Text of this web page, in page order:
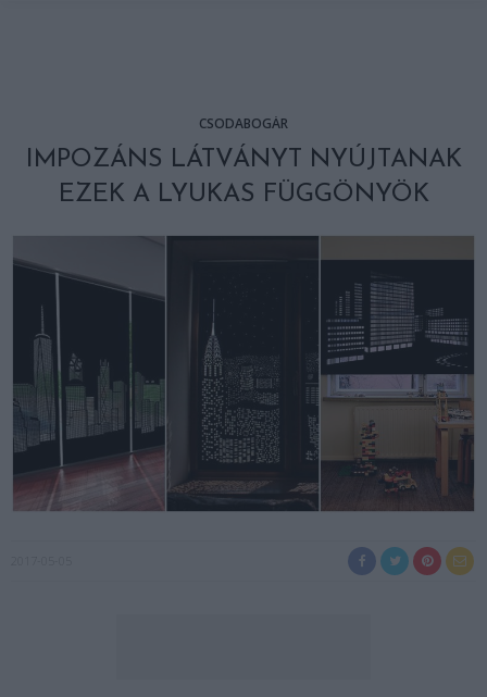
CSODABOGÁR
IMPOZÁNS LÁTVÁNYT NYÚJTANAK
EZEK A LYUKAS FÜGGÖNYÖK